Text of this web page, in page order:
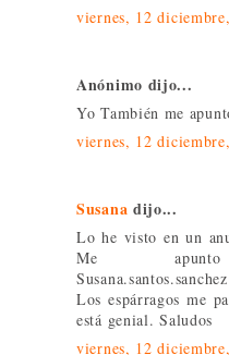
viernes, 12
Anónimo dijo...
Yo También me
viernes, 12
Susana dijo...
Lo he visto en un
Me
Los espárragos me
está genial. Saludos
viernes, 12